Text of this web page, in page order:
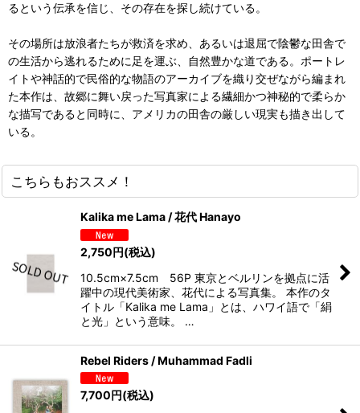
るという伝承を信じ、その存在を探し続けている。
その場所は放浪者たちが救済を求め、あるいは退屈で陰鬱な田舎で
の生活から逃れるために足を運ぶ、自然豊かな道である。ポートレ
イトや神話的で民俗的な物語のアーカイブを織り交ぜながら編まれ
た本作は、故郷に舞い戻った写真家による繊細かつ神秘的で柔らか
な描写であると同時に、アメリカの田舎の厳しい現実も描き出して
いる。
こちらもおススメ！
Kalika me Lama / 花代 Hanayo
2,750円(税込)
10.5cm×7.5cm 56P 東京とベルリンを拠点に活
躍中の現代美術家、花代による写真集。 本作のタ
イトル「Kalika me Lama」とは、ハワイ語で「絹
と光」という意味。 …
Rebel Riders / Muhammad Fadli
7,700円(税込)